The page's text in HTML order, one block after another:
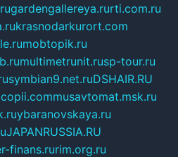
gardengallereya.rurti.com.ru
krasnodarkurort.com
mobtopik.ru
multimetrunit.rusp-tour.ru
symbian9.net.ruDSHAIR.RU
musavtomat.msk.ru
ybaranovskaya.ru
JAPANRUSSIA.RU
finans.rurim.org.ru